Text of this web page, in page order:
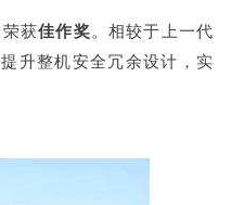
获佳作奖。相较于上一代
升整机安全冗余设计，实